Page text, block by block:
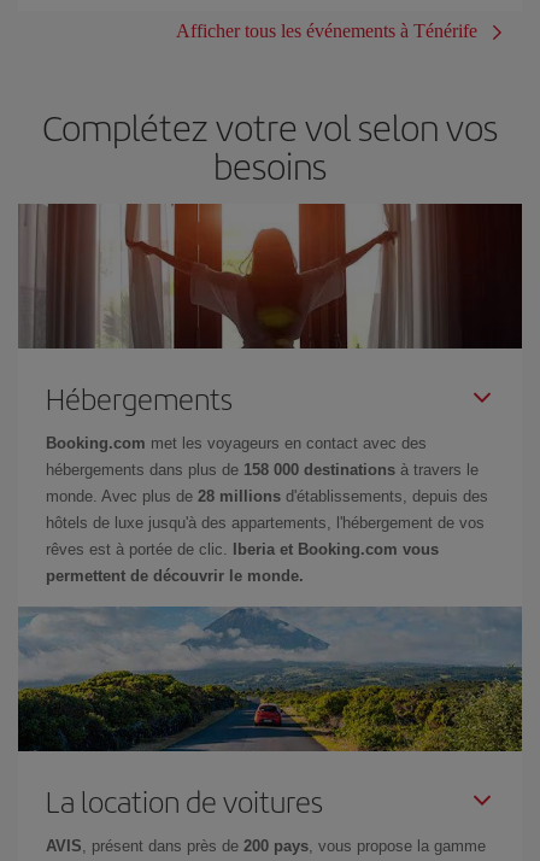
Afficher tous les événements à Ténérife
Complétez votre vol selon vos
besoins
Hébergements
Booking.com met les voyageurs en contact avec des
hébergements dans plus de 158 000 destinations à travers le
monde. Avec plus de 28 millions d'établissements, depuis des
hôtels de luxe jusqu'à des appartements, l'hébergement de vos
rêves est à portée de clic.
Iberia et Booking.com vous
permettent de découvrir le monde.
La location de voitures
AVIS, présent dans près de 200 pays, vous propose la gamme